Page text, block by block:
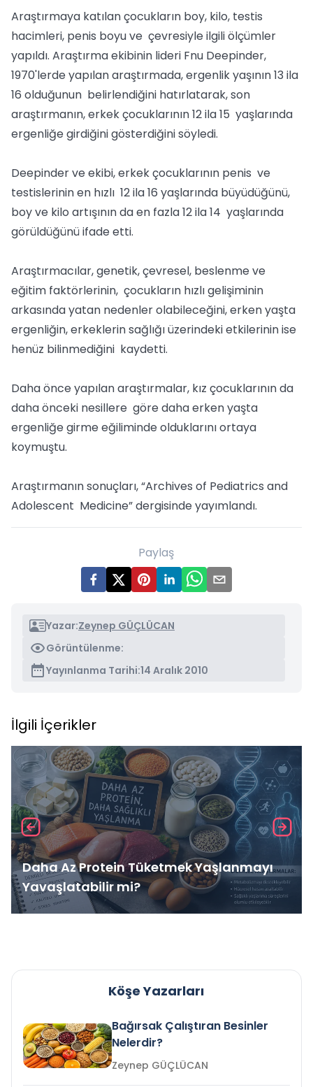
Araştırmaya katılan çocukların boy, kilo, testis
hacimleri, penis boyu ve çevresiyle ilgili ölçümler
yapıldı. Araştırma ekibinin lideri Fnu Deepinder,
1970'lerde yapılan araştırmada, ergenlik yaşının 13 ila
16 olduğunun belirlendiğini hatırlatarak, son
araştırmanın, erkek çocuklarının 12 ila 15 yaşlarında
ergenliğe girdiğini gösterdiğini söyledi.
Deepinder ve ekibi, erkek çocuklarının penis ve
testislerinin en hızlı 12 ila 16 yaşlarında büyüdüğünü,
boy ve kilo artışının da en fazla 12 ila 14 yaşlarında
görüldüğünü ifade etti.
Araştırmacılar, genetik, çevresel, beslenme ve
eğitim faktörlerinin, çocukların hızlı gelişiminin
arkasında yatan nedenler olabileceğini, erken yaşta
ergenliğin, erkeklerin sağlığı üzerindeki etkilerinin ise
henüz bilinmediğini kaydetti.
Daha önce yapılan araştırmalar, kız çocuklarının da
daha önceki nesillere göre daha erken yaşta
ergenliğe girme eğiliminde olduklarını ortaya
koymuştu.
Araştırmanın sonuçları, “Archives of Pediatrics and
Adolescent Medicine” dergisinde yayımlandı.
Paylaş
Yazar:Zeynep GÜÇLÜCAN
Görüntülenme:
Yayınlanma Tarihi:14 Aralık 2010
İlgili İçerikler
Daha Az Protein Tüketmek Yaşlanmayı
Yavaşlatabilir mi?
Köşe Yazarları
Bağırsak Çalıştıran Besinler
Nelerdir?
Zeynep GÜÇLÜCAN